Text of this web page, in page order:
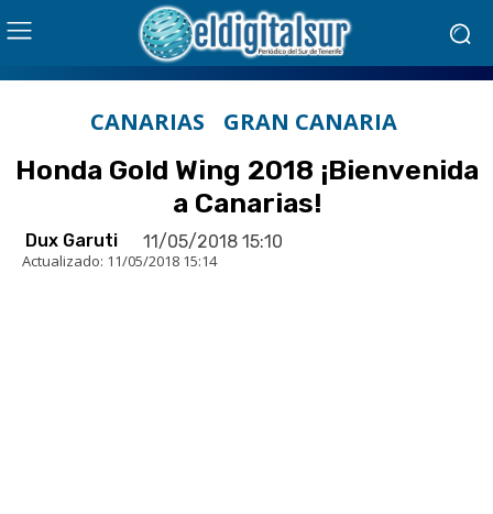
CANARIAS GRAN CANARIA
Honda Gold Wing 2018 ¡Bienvenida
a Canarias!
Dux Garuti 11/05/2018 15:10
Actualizado: 11/05/2018 15:14